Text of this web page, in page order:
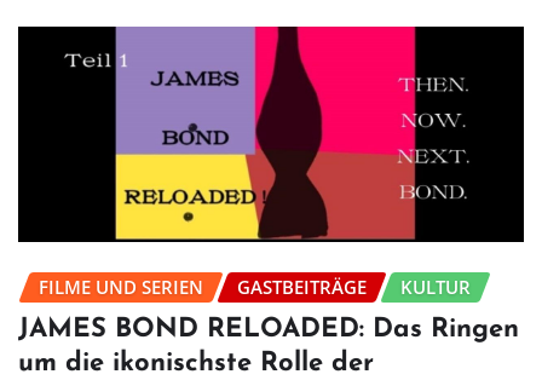
FILME UND SERIEN GASTBEITRÄGE KULTUR
JAMES BOND RELOADED: Das Ringen
um die ikonischste Rolle der